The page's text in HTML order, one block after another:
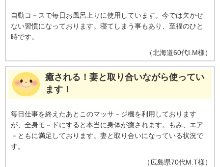
自動コ－スで毎日お風呂上りに使用しています。今では欠かせ
ない習慣になっております。寝てしまう事もあり、至福のひと
時です。
（北海道60代I.M様）
癒される！妻と取り合いながら使ってい
ます！
毎日仕事を終えたあとこのマッサ－ジ機を利用しております
が、全身モ－ドにすると本当に身体が癒されます。もみ、エア
－ともに満足しております。妻と取り合いになっている状況で
す。
（広島県70代M.T様）